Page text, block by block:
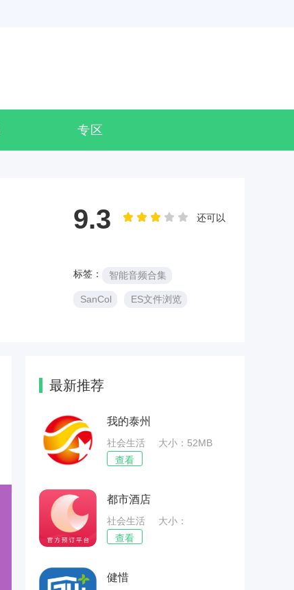
专区
还可以
9.3
标签： 智能音频合集
SanCol ES文件浏览
最新推荐
我的泰州
社会生活
大小：52MB
查看
都市酒店
社会生活
大小：
27.96MB
查看
健惜